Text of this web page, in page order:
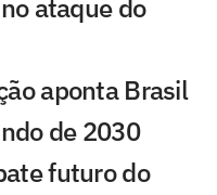
ataque do
aponta Brasil
de 2030
futuro do